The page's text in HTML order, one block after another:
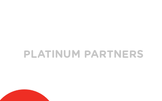
PLATINUM PARTNERS